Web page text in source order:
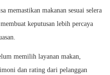
memastikan makanan sesuai selera
keputusan lebih percaya
memilih layanan makan,
dan rating dari pelanggan